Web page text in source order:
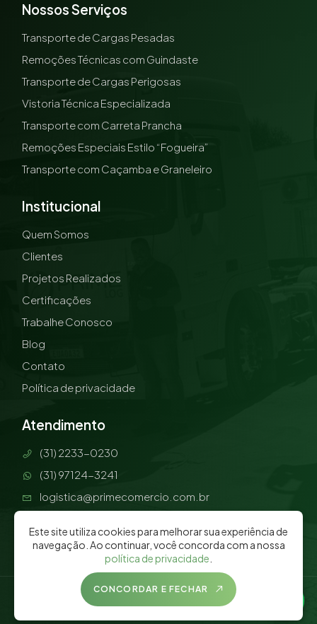
Nossos Serviços
Transporte de Cargas Pesadas
Remoções Técnicas com Guindaste
Transporte de Cargas Perigosas
Vistoria Técnica Especializada
Transporte com Carreta Prancha
Remoções Especiais Estilo “Fogueira”
Transporte com Caçamba e Graneleiro
Institucional
Quem Somos
Clientes
Projetos Realizados
Certificações
Trabalhe Conosco
Blog
Contato
Política de privacidade
Atendimento
(31) 2233-0230
(31) 97124-3241
logistica@primecomercio.com.br
De segunda à sexta, das 8h às 18h
© 2026 Prime Log - Todos os direitos reservados -
Este site utiliza cookies para melhorar sua experiência de
navegação. Ao continuar, você concorda com a nossa
política de privacidade
CONCORDAR E FECHAR